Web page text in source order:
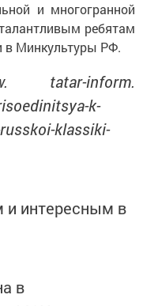
и многогранной
ребятам
в Минкультуры РФ.
tatar-inform.
k-
klassiki-
интересным в
в